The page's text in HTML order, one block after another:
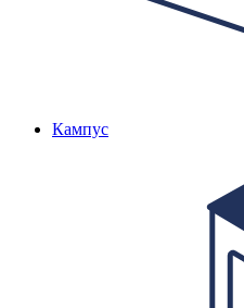
Кампус